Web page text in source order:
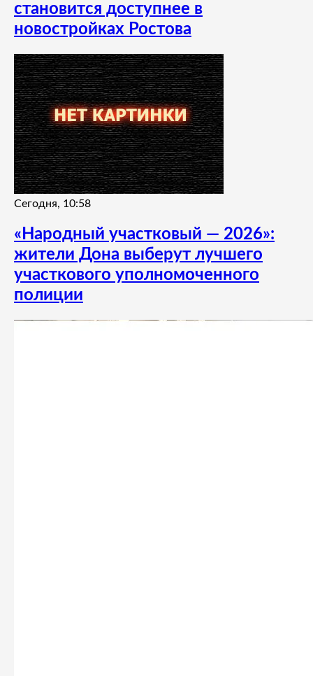
становится доступнее в
новостройках Ростова
Сегодня, 10:58
«Народный участковый — 2026»:
жители Дона выберут лучшего
участкового уполномоченного
полиции